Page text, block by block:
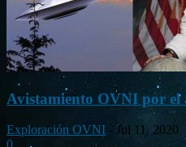
Avistamiento OVNI por
Exploración OVNI - Jul 11, 2020